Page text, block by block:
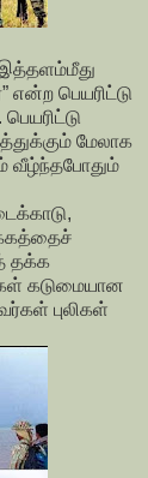
என்ற பெயரிட்டு
மேலாக
வீழ்ந்தபோதும்
தக்க
கடுமையான
புலிகள்